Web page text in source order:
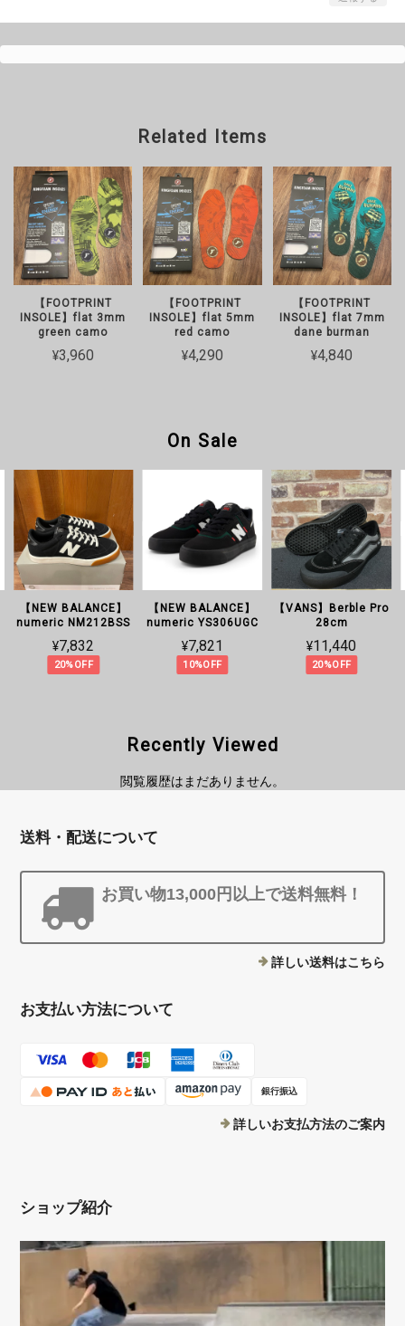
Related Items
【FOOTPRINT
INSOLE】flat 3mm
green camo
¥3,960
【FOOTPRINT
INSOLE】flat 5mm
red camo
¥4,290
【FOOTPRINT
INSOLE】flat 7mm
dane burman
¥4,840
On Sale
【NEW BALANCE】
numeric NM212BSS
¥7,832
20%OFF
【NEW BALANCE】
numeric YS306UGC
¥7,821
10%OFF
【VANS】Berble Pro
28cm
¥11,440
20%OFF
Recently Viewed
閲覧履歴はまだありません。
送料・配送について
お買い物13,000円以上で送料無料！
詳しい送料はこちら
お支払い方法について
銀行振込
詳しいお支払方法のご案内
ショップ紹介